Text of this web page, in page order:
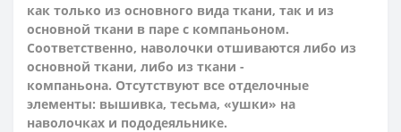
как только из основного вида ткани, так и из
основной ткани в паре с компаньоном.
Соответственно, наволочки отшиваются либо из
основной ткани, либо из ткани -
компаньона. Отсутствуют все отделочные
элементы: вышивка, тесьма, «ушки» на
наволочках и пододеяльнике.